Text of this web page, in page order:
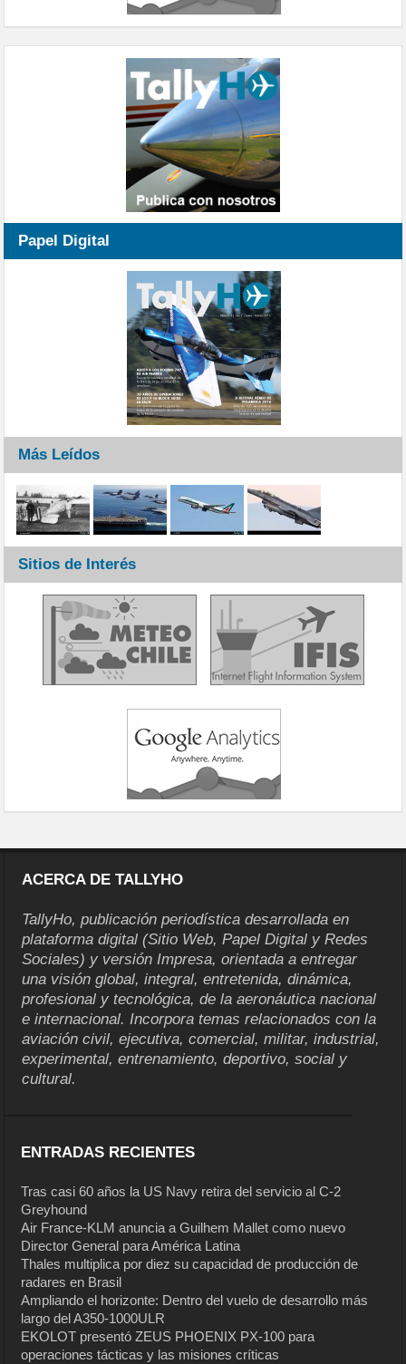
Papel Digital
Más Leídos
Sitios de Interés
ACERCA DE TALLYHO
TallyHo, publicación periodística desarrollada en
plataforma digital (Sitio Web, Papel Digital y Redes
Sociales) y versión Impresa, orientada a entregar
una visión global, integral, entretenida, dinámica,
profesional y tecnológica, de la aeronáutica nacional
e internacional. Incorpora temas relacionados con la
aviación civil, ejecutiva, comercial, militar, industrial,
experimental, entrenamiento, deportivo, social y
cultural.
ENTRADAS RECIENTES
Tras casi 60 años la US Navy retira del servicio al C-2
Greyhound
Air France-KLM anuncia a Guilhem Mallet como nuevo
Director General para América Latina
Thales multiplica por diez su capacidad de producción de
radares en Brasil
Ampliando el horizonte: Dentro del vuelo de desarrollo más
largo del A350-1000ULR
EKOLOT presentó ZEUS PHOENIX PX-100 para
operaciones tácticas y las misiones críticas